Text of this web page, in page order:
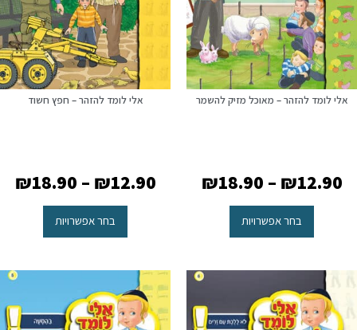
אלי לומד להזהר – מאוכל מזיק להשמר
₪12.90
–
₪18.90
בחר אפשרויות
אלי לומד להזהר – חפץ חשוד
₪12.90
–
₪18.90
בחר אפשרויות